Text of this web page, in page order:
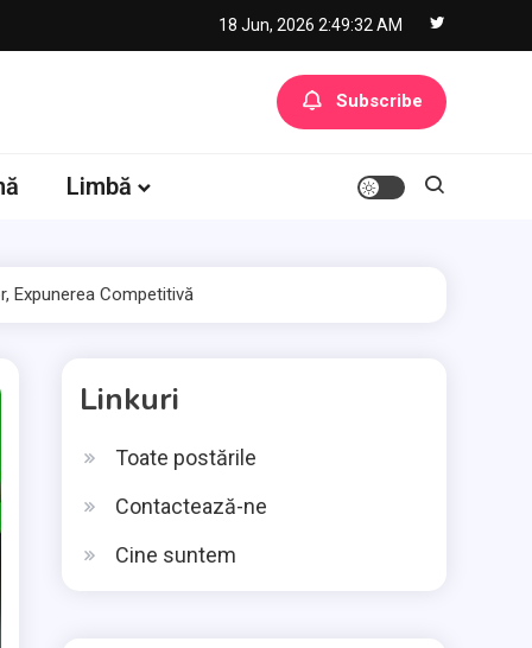
18 Jun, 2026 2:49:33 AM
Subscribe
Limbă
Expunerea Competitivă
Linkuri
Toate postările
Contactează-ne
Cine suntem